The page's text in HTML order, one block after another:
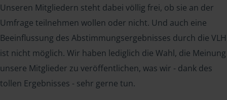
Unseren Mitgliedern steht dabei völlig frei, ob sie an der
Umfrage teilnehmen wollen oder nicht. Und auch eine
Beeinflussung des Abstimmungsergebnisses durch die VLH
ist nicht möglich. Wir haben lediglich die Wahl, die Meinung
unsere Mitglieder zu veröffentlichen, was wir - dank des
tollen Ergebnisses - sehr gerne tun.